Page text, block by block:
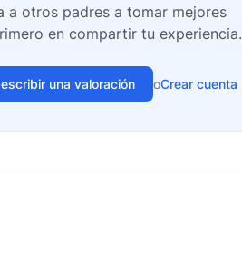
a otros padres a tomar mejores
en compartir tu experiencia.
una valoración oCrear cuenta